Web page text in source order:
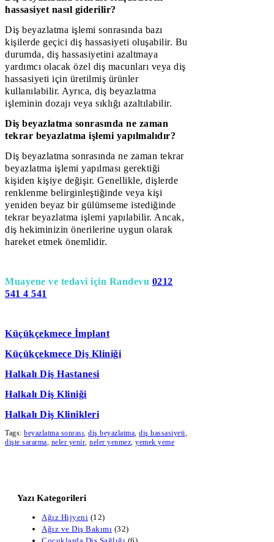
hassasiyet nasıl giderilir?
Diş beyazlatma işlemi sonrasında bazı
kişilerde geçici diş hassasiyeti oluşabilir. Bu
durumda, diş hassasiyetini azaltmaya
yardımcı olacak özel diş macunları veya diş
hassasiyeti için üretilmiş ürünler
kullanılabilir. Ayrıca, diş beyazlatma
işleminin dozajı veya sıklığı azaltılabilir.
Diş beyazlatma sonrasında ne zaman
tekrar beyazlatma işlemi yapılmalıdır?
Diş beyazlatma sonrasında ne zaman tekrar
beyazlatma işlemi yapılması gerektiği
kişiden kişiye değişir. Genellikle, dişlerde
renklenme belirginleştiğinde veya kişi
yeniden beyaz bir gülümseme istediğinde
tekrar beyazlatma işlemi yapılabilir. Ancak,
diş hekiminizin önerilerine uygun olarak
hareket etmek önemlidir.
Muayene ve tedavi için Randevu 0212
541 4 541
Küçükçekmece İmplant
Küçükçekmece Diş Kliniği
Halkalı Diş Hastanesi
Halkalı Diş Kliniği
Halkalı Diş Klinikleri
Tags: beyazlatma sonrası diş beyazlatma diş hassasiyeti
dişte sararma neler yenir neler yenmez yemek yeme
Yazı Kategorileri
Ağız Hijyeni (12)
Ağız ve Diş Bakımı (32)